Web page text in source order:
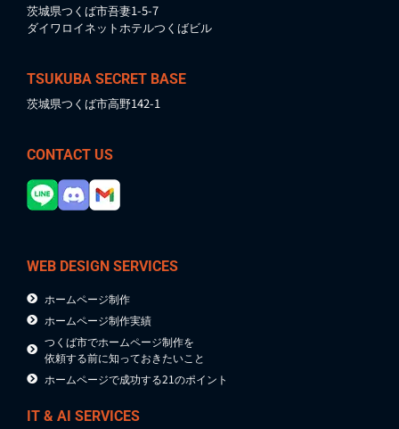
茨城県つくば市吾妻1-5-7
ダイワロイネットホテルつくばビル
TSUKUBA SECRET BASE
茨城県つくば市高野142-1
CONTACT US
WEB DESIGN SERVICES
ホームページ制作
ホームページ制作実績
つくば市でホームページ制作を
依頼する前に知っておきたいこと
ホームページで成功する21のポイント
IT & AI SERVICES